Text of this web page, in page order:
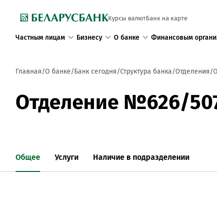
Курсы валютБанк на карте
Частным лицам Бизнесу О банке Финансовым
Главная О банке Банк сегодня Структура банка Отделения
Отделение №626/
Общее Услуги Наличие в подразделении